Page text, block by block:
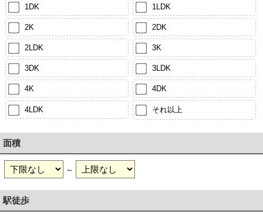
1DK 1LDK
2K 2DK
2LDK 3K
3DK 3LDK
4K 4DK
4LDK それ以上
面積
～
駅徒歩